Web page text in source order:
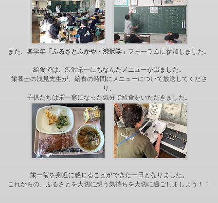
また、各学年 「ふるさとふかや・渋沢学」 フォーラムに参加しました。
給食では、渋沢栄一にちなんだメニューが出ました。
栄養士の浅見先生が、給食の時間にメニューについて放送してくださ
り、
子供たちは栄一翁になった気分で給食をいただきました。
栄一翁を身近に感じることができた一日となりました。
これからの、ふるさとを大切に想う気持ちを大切に過ごしましょう！！